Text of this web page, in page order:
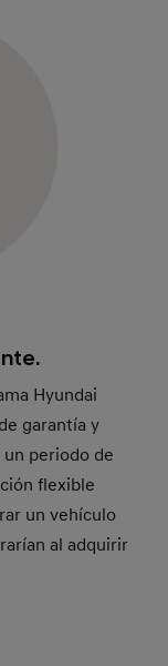
Hyundai
garantía y
periodo de
flexible
un vehículo
al adquirir